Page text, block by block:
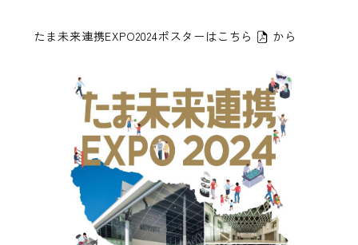
たま未来連携EXPO2024ポスターはこちら から